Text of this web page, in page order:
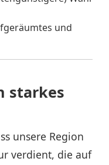
und
starkes
unsere Region
verdient, die auf